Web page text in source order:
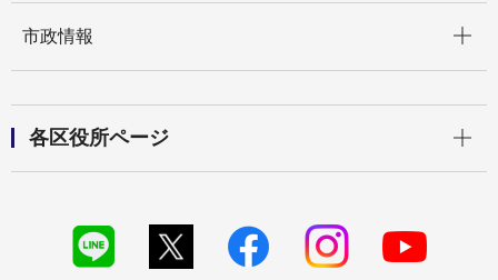
市政情報
各区役所ページ